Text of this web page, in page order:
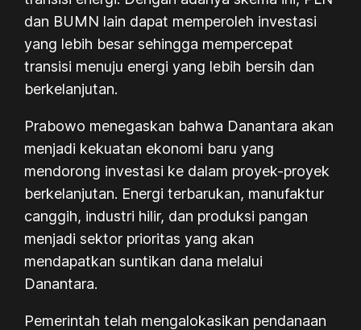
dan BUMN lain dapat memperoleh investasi
yang lebih besar sehingga mempercepat
transisi menuju energi yang lebih bersih dan
berkelanjutan.
Prabowo menegaskan bahwa Danantara akan
menjadi kekuatan ekonomi baru yang
mendorong investasi ke dalam proyek-proyek
berkelanjutan. Energi terbarukan, manufaktur
canggih, industri hilir, dan produksi pangan
menjadi sektor prioritas yang akan
mendapatkan suntikan dana melalui
Danantara.
Pemerintah telah mengalokasikan pendanaan